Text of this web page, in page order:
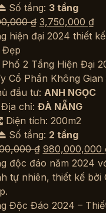
Số tầng: 3 tầng
₫ Giá
gốc
3,800,000 ₫.
3,750,000 ₫Giá
là:
2 Tầng Hiện Đại
Cổ Phần Không
đầu tư: ANH NGỌC
Địa chỉ: ĐÀ NẴNG
Diện tích: 200m2
Số tầng: 2 tầng
₫ Giá
gốc
là:
980,000,000
Độc Đáo 2024 –